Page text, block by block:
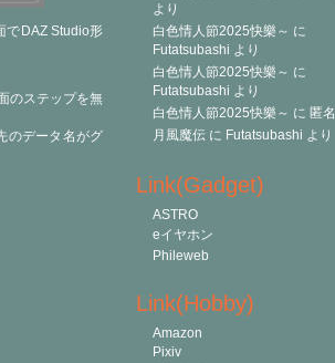
でDAZ Studio形
のステップを無
のデータ名がグ
より
白色情人節2025快樂～ に
Futatsubashi より
白色情人節2025快樂～ に
Futatsubashi より
白色情人節2025快樂～ に 匿名
月風魔伝 に Futatsubashi より
Link(Gadget)
ASTRO
eイヤホン
Phileweb
Link(Hobby)
Amazon
Pixiv